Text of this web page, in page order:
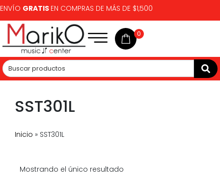
ENVÍO GRATIS EN COMPRAS DE MÁS DE $1,500
0
SST301L
Inicio » SST301L
Mostrando el único resultado